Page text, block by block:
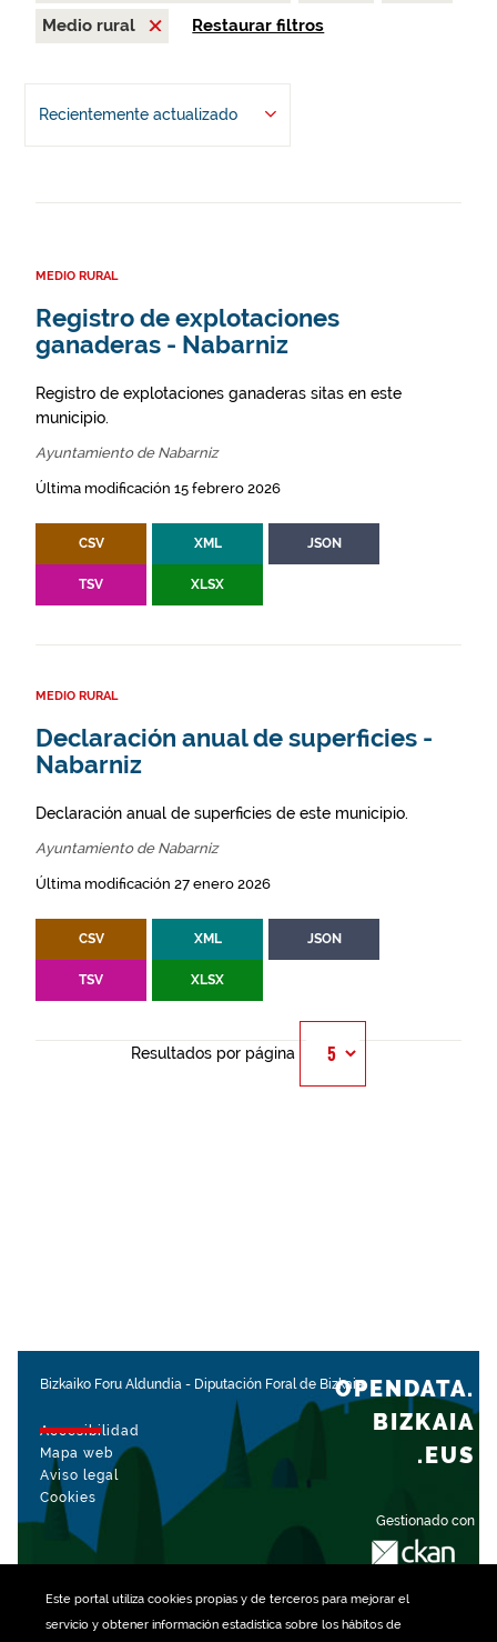
Este portal utiliza cookiespropias y de terceros para mejorar el
servicio y obtener información estadística sobre los hábitos de
Medio rural
Restaurar filtros
Recientemente actualizado
MEDIO RURAL
Registro de explotaciones
ganaderas - Nabarniz
Registro de explotaciones ganaderas sitas en este
municipio.
Ayuntamiento de Nabarniz
Última modificación 15 febrero 2026
CSV XML JSON
TSV XLSX
MEDIO RURAL
Declaración anual de superficies -
Nabarniz
Declaración anual de superficies de este municipio.
Ayuntamiento de Nabarniz
Última modificación 27 enero 2026
CSV XML JSON
TSV XLSX
Resultados por página
Bizkaiko Foru Aldundia - Diputación Foral de Bizkaia
Accesibilidad
Mapa web
Aviso legal
Cookies
Gestionado con
OPENDATA.
BIZKAIA
.EUS